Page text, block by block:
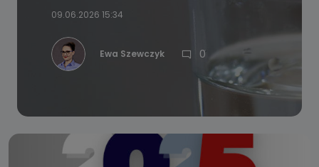
09.06.2026 15:34
Ewa Szewczyk 0